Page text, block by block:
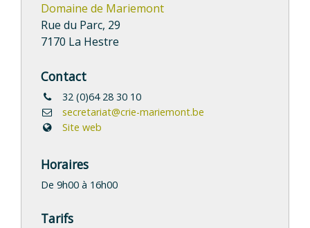
Domaine de Mariemont
Rue du Parc, 29
7170 La Hestre
Contact
32 (0)64 28 30 10
secretariat@crie-mariemont.be
Site web
Horaires
De 9h00 à 16h00
Tarifs